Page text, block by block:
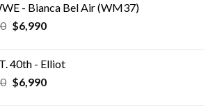
- Bianca Bel Air (WM37)
El
era:
$12,990.
$6,990El
es:
$6,990.
40th - Elliot
El
$6,990El